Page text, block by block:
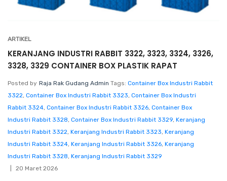
ARTIKEL
KERANJANG INDUSTRI RABBIT 3322, 3323, 3324, 3326,
3328, 3329 CONTAINER BOX PLASTIK RAPAT
Posted by Raja Rak Gudang Admin Tags: Container Box Industri Rabbit
3322, Container Box Industri Rabbit 3323, Container Box Industri
Rabbit 3324, Container Box Industri Rabbit 3326, Container Box
Industri Rabbit 3328, Container Box Industri Rabbit 3329, Keranjang
Industri Rabbit 3322, Keranjang Industri Rabbit 3323, Keranjang
Industri Rabbit 3324, Keranjang Industri Rabbit 3326, Keranjang
Industri Rabbit 3328, Keranjang Industri Rabbit 3329
20 Maret 2026